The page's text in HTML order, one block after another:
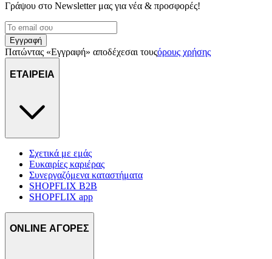
Γράψου στο Νewsletter μας για νέα & προσφορές!
Εγγραφή
Πατώντας «Εγγραφή» αποδέχεσαι τουςόρους χρήσης
ΕΤΑΙΡΕΙΑ
Σχετικά με εμάς
Ευκαιρίες καριέρας
Συνεργαζόμενα καταστήματα
SHOPFLIX B2B
SHOPFLIX app
ONLINE ΑΓΟΡΕΣ